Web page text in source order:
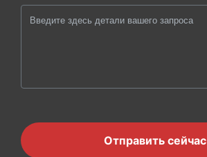
Отправить сейчас